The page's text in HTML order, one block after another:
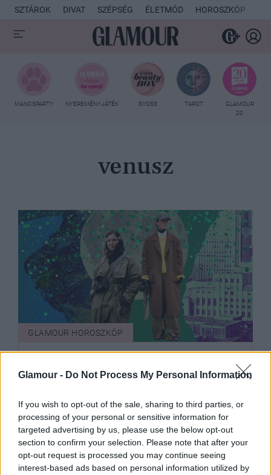
Glamour - Do Not Process My Personal Information
If you wish to opt-out of the sale, sharing to third parties, or
processing of your personal or sensitive information for
targeted advertising by us, please use the below opt-out
section to confirm your selection. Please note that after your
opt-out request is processed you may continue seeing
interest-based ads based on personal information utilized by
SZTÁROK DIVAT SZÉPSÉG ÉLETMÓD HOROSZKÓP
MANCSPARTY NYEREMÉNYJÁTÉK SYOSS TAROT
GLAMOUR
20
venusz
GLAMOUR HOROSZKÓP
értelmezni a különböző bolygókat